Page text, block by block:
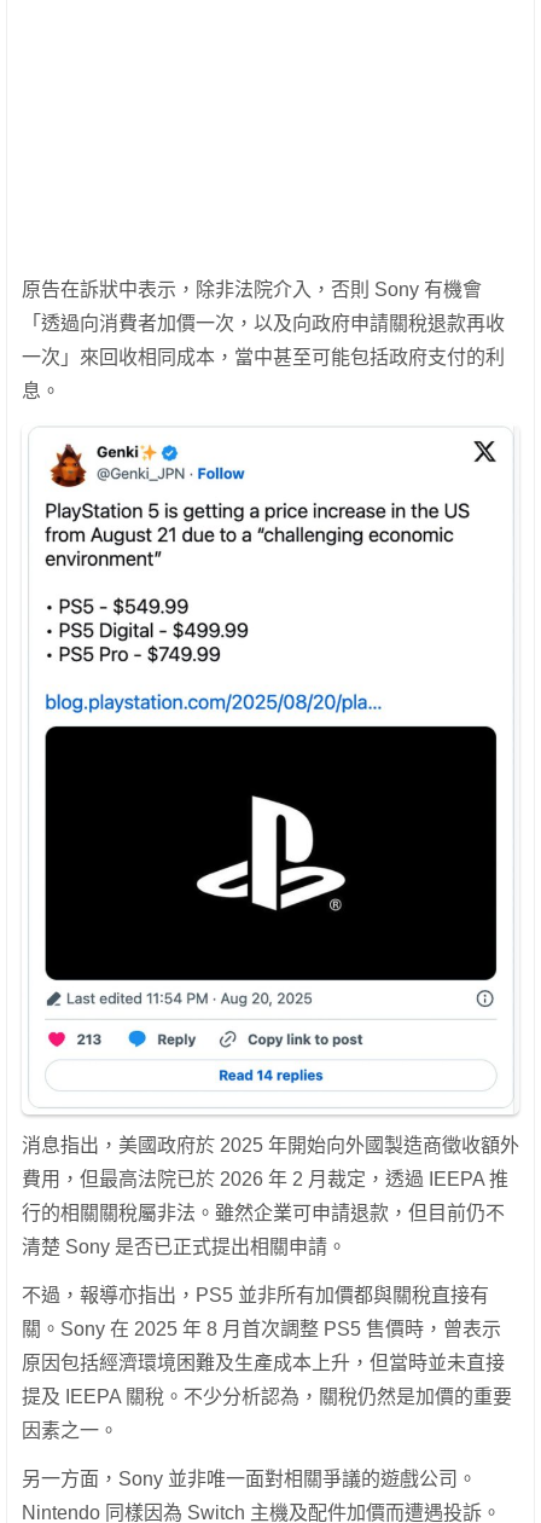
原告在訴狀中表示，除非法院介入，否則 Sony 有機會
「透過向消費者加價一次，以及向政府申請關稅退款再收
一次」來回收相同成本，當中甚至可能包括政府支付的利
息。
消息指出，美國政府於 2025 年開始向外國製造商徵收額外
費用，但最高法院已於 2026 年 2 月裁定，透過 IEEPA 推
行的相關關稅屬非法。雖然企業可申請退款，但目前仍不
清楚 Sony 是否已正式提出相關申請。
不過，報導亦指出，PS5 並非所有加價都與關稅直接有
關。Sony 在 2025 年 8 月首次調整 PS5 售價時，曾表示
原因包括經濟環境困難及生產成本上升，但當時並未直接
提及 IEEPA 關稅。不少分析認為，關稅仍然是加價的重要
因素之一。
另一方面，Sony 並非唯一面對相關爭議的遊戲公司。
Nintendo 同樣因為 Switch 主機及配件加價而遭遇投訴。